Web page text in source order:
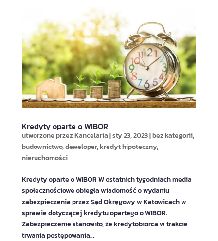
Kredyty oparte o WIBOR
utworzone przezKancelaria|sty 23, 2023|bez kategorii,
budownictwo,deweloper,kredyt hipoteczny,
nieruchomości
Kredyty oparte o WIBOR W ostatnich tygodniach media
społecznościowe obiegła wiadomość o wydaniu
zabezpieczenia przez Sąd Okręgowy w Katowicach w
sprawie dotyczącej kredytu opartego o WIBOR.
Zabezpieczenie stanowiło, że kredytobiorca w trakcie
trwania postępowania...